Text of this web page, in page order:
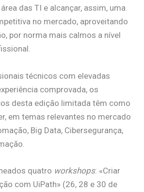
das TI e alcançar, assim, uma
no mercado, aproveitando
por norma mais calmos a nível
técnicos com elevadas
comprovada, os
desta edição limitada têm como
em temas relevantes no mercado
Big Data, Cibersegurança,
quatro workshops: «Criar
com UiPath» (26, 28 e 30 de